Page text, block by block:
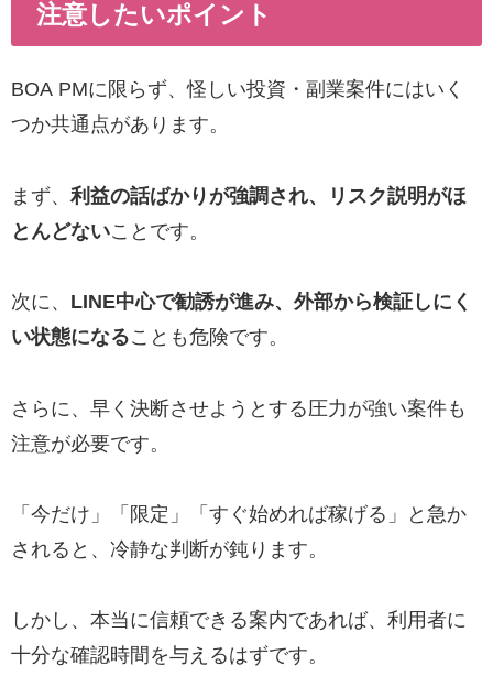
注意したいポイント
BOA PMに限らず、怪しい投資・副業案件にはいく
つか共通点があります。
まず、 利益の話ばかりが強調され、リスク説明がほ
とんどないことです。
次に、 LINE中心で勧誘が進み、外部から検証しにく
い状態になることも危険です。
さらに、早く決断させようとする圧力が強い案件も
注意が必要です。
「今だけ」「限定」「すぐ始めれば稼げる」と急か
されると、冷静な判断が鈍ります。
しかし、本当に信頼できる案内であれば、利用者に
十分な確認時間を与えるはずです。